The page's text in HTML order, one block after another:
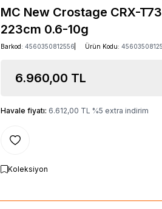
MC New Crostage CRX-
223cm 0.6-10g
Barkod: 4560350812556 Ürün Kodu:
6.960,00 TL
Havale fiyatı: 6.612,00 TL %5 extra indirim
Favoriye Ekle
Koleksiyon